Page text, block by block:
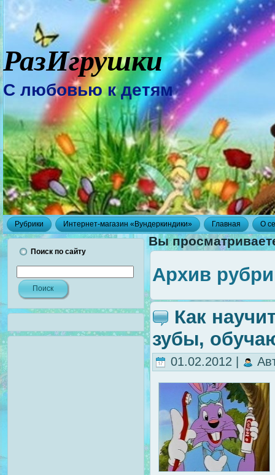
РазИгрушки
С любовью к детям
Рубрики Интернет-магазин «Вундеркиндики» Главная О
Поиск по сайту
Вы
Архив
Как
зубы,
01.02.2012 |